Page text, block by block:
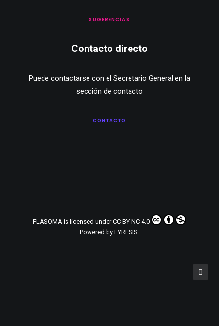
SUGERENCIAS
Contacto directo
Puede contactarse con el Secretario General en la
sección de contacto
CONTACTO
FLASOMA is licensed underCC BY-NC 4.0
Powered by EYRESIS.